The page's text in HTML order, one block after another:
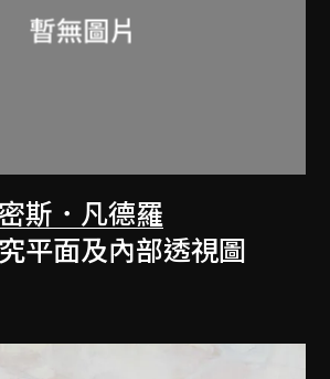
斯．凡德羅
平面及內部透視圖